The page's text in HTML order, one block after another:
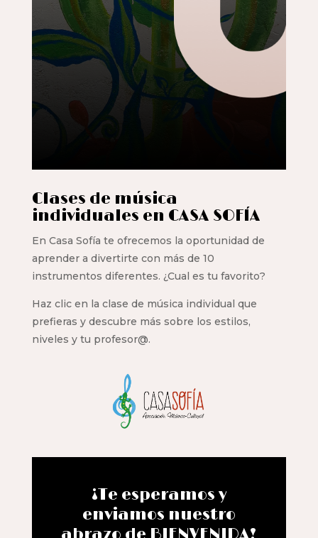
Clases de música
individuales en CASA SOFÍA
En Casa Sofía te ofrecemos la oportunidad de
aprender a divertirte con más de 10
instrumentos diferentes. ¿Cual es tu favorito?
Haz clic en la clase de música individual que
prefieras y descubre más sobre los estilos,
niveles y tu profesor@.
¡Te esperamos y
enviamos nuestro